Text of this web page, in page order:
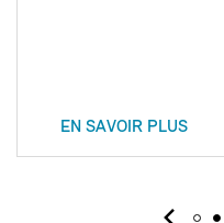
EN SAVOIR PLUS